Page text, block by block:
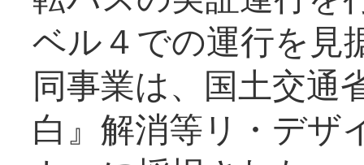
ベル４での運行を見
同事業は、国土交通
白』解消等リ・デザ